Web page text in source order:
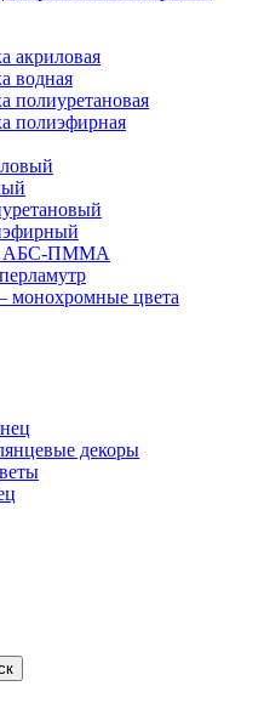
акриловая
водная
полиуретановая
полиэфирная
АБС-ПММА
цвета
декоры